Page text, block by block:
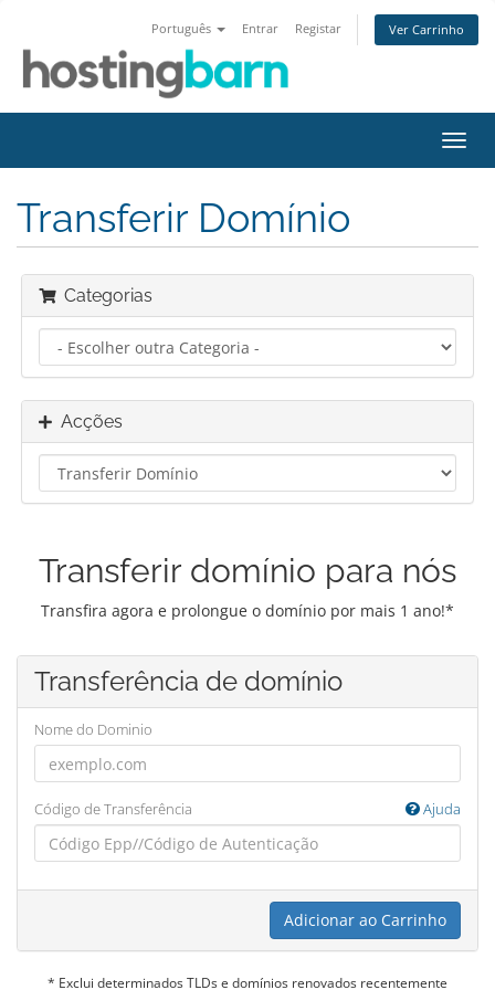
Português Entrar Registar Ver Carrinho
Transferir Domínio
Categorias
Acções
Transferir domínio para nós
Transfira agora e prolongue o domínio por mais 1 ano!*
Transferência de domínio
Nome do Dominio
Código de Transferência Ajuda
Adicionar ao Carrinho
* Exclui determinados TLDs e domínios renovados recentemente